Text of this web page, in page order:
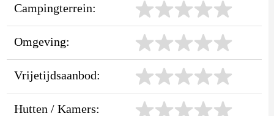
Campingterrein:
Omgeving:
Vrijetijdsaanbod:
Hutten / Kamers: